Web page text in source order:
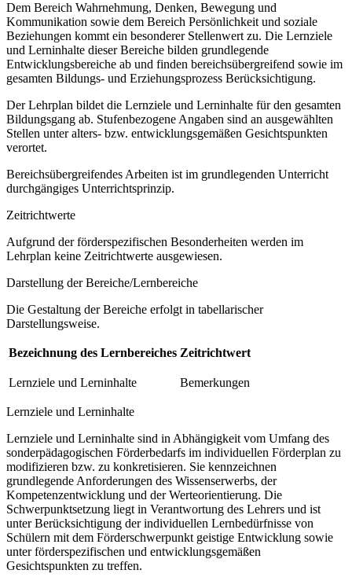
Dem Bereich Wahrnehmung, Denken, Bewegung und
Kommunikation sowie dem Bereich Persönlichkeit und soziale
Beziehungen kommt ein besonderer Stellenwert zu. Die Lernziele
und Lerninhalte dieser Bereiche bilden grundlegende
Entwicklungsbereiche ab und finden bereichsübergreifend sowie im
gesamten Bildungs- und Erziehungsprozess Berücksichtigung.
Der Lehrplan bildet die Lernziele und Lerninhalte für den gesamten
Bildungsgang ab. Stufenbezogene Angaben sind an ausgewählten
Stellen unter alters- bzw. entwicklungsgemäßen Gesichtspunkten
verortet.
Bereichsübergreifendes Arbeiten ist im grundlegenden Unterricht
durchgängiges Unterrichtsprinzip.
Zeitrichtwerte
Aufgrund der förderspezifischen Besonderheiten werden im
Lehrplan keine Zeitrichtwerte ausgewiesen.
Darstellung der Bereiche/Lernbereiche
Die Gestaltung der Bereiche erfolgt in tabellarischer
Darstellungsweise.
Bezeichnung des Lernbereiches Zeitrichtwert
Lernziele und Lerninhalte Bemerkungen
Lernziele und Lerninhalte
Lernziele und Lerninhalte sind in Abhängigkeit vom Umfang des
sonderpädagogischen Förderbedarfs im individuellen Förderplan zu
modifizieren bzw. zu konkretisieren. Sie kennzeichnen
grundlegende Anforderungen des Wissenserwerbs, der
Kompetenzentwicklung und der Werteorientierung. Die
Schwerpunktsetzung liegt in Verantwortung des Lehrers und ist
unter Berücksichtigung der individuellen Lernbedürfnisse von
Schülern mit dem Förderschwerpunkt geistige Entwicklung sowie
unter förderspezifischen und entwicklungsgemäßen
Gesichtspunkten zu treffen.